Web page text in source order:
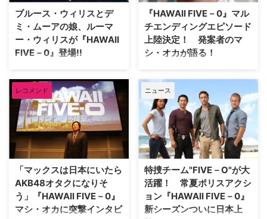
された。 シリーズ最大規模の壮
大なストーリー…
念してシリーズを代表する名物キ
ャラ…
ブルース・ウィリスとデ
ミ・ムーアの娘、ルーマ
ー・ウィリスが『HAWAII
FIVE－0』登場!!
ハワイ・オアフ島を舞台に特捜チ
ーム"FIVE-0"が活躍する全米大ヒ
ット中の人気ポリスアクション
『HAWAII FIVE－0』のシーズン3
にブルース・ウィリスとデミ・ム
ーアの娘、ルーマー・ウィリスが
出演することとなった。 【関連
記事】『HAWAII FIVE－0』マル
定！ 発案者のマシ・オ…
『HAWAII FIVE－0』マル
チエンディングエピソード
上陸決定！ 発案者のマ
シ・オカが語る！
AXNにて6月8日（土）に放送さ
れる大人気アクションドラマ
『HAWAII FIVE－0』シーズン3の
第12話。全米では2013年1月に放
送されたエピソードだが、視聴者
があっと驚く企画が仕込まれてい
たのだ。その企画とは「マルチエ
ンディングエピソード」。第12話
ら視聴者が「最も犯人らしい」と
思…
レコメンド
「マックスは日本にいたら
AKB48オタクになりそ
う」『HAWAII FIVE－0』
マシ・オカに突撃インタビ
ニュース
特捜チーム"FIVE－O"が大
活躍！ 常夏ポリスアクシ
ョン『HAWAII FIVE－0』
新シーズンついに日本上